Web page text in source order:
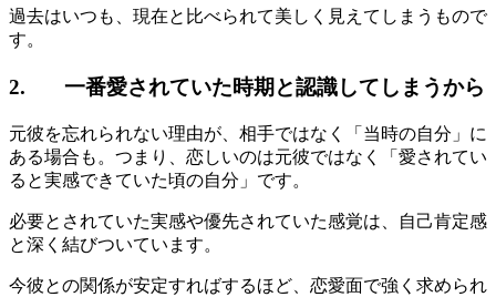
過去はいつも、現在と比べられて美しく見えてしまうもので
す。
2. 一番愛されていた時期と認識してしまうから
元彼を忘れられない理由が、相手ではなく「当時の自分」に
ある場合も。つまり、恋しいのは元彼ではなく「愛されてい
ると実感できていた頃の自分」です。
必要とされていた実感や優先されていた感覚は、自己肯定感
と深く結びついています。
今彼との関係が安定すればするほど、恋愛面で強く求められ